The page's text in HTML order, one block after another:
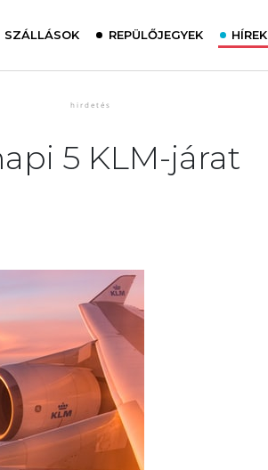
SZÁLLÁSOK REPÜLŐJEGYEK HÍREK
5 KLM-járat